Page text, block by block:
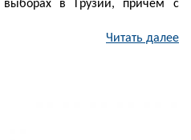
выборах в Грузии, причем с
Читать далее